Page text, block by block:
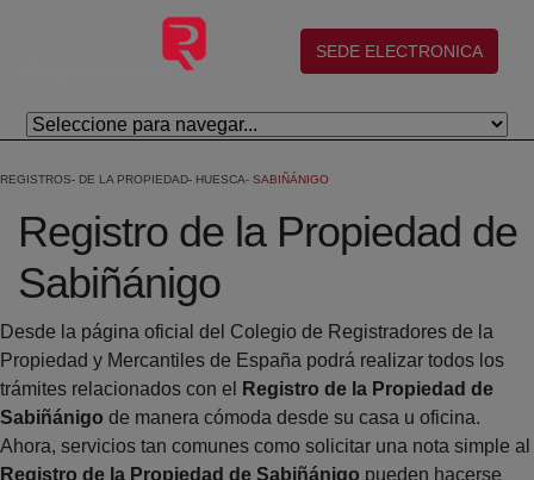
Saltar al contenido principal
(abre en nueva ventana)
SEDE ELECTRONICA
REGISTROS DE LA PROPIEDAD HUESCA SABIÑÁNIGO
Registro de la Propiedad de
Sabiñánigo
Desde la página oficial del Colegio de Registradores de la
Propiedad y Mercantiles de España podrá realizar todos los
trámites relacionados con el
Registro de la Propiedad de
Sabiñánigo de manera cómoda desde su casa u oficina.
Ahora, servicios tan comunes como solicitar una nota simple al
Registro de la Propiedad de Sabiñánigo pueden hacerse